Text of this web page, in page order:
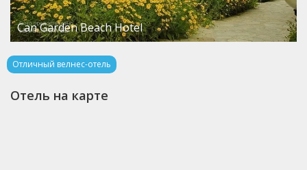
Can Garden Beach Hotel
Отличный велнес-отель
Отель на карте